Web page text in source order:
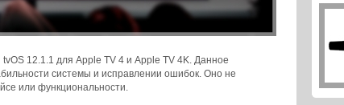
12.1.1 для Apple TV 4 и Apple TV 4K. Данное
системы и исправлении ошибок. Оно не
или функциональности.